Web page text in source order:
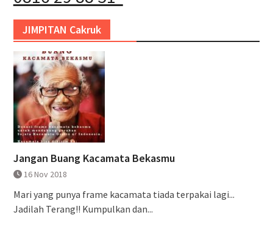
JIMPITAN Cakruk
Jangan Buang Kacamata Bekasmu
16 Nov 2018
Mari yang punya frame kacamata tiada terpakai lagi...
Jadilah Terang!! Kumpulkan dan...